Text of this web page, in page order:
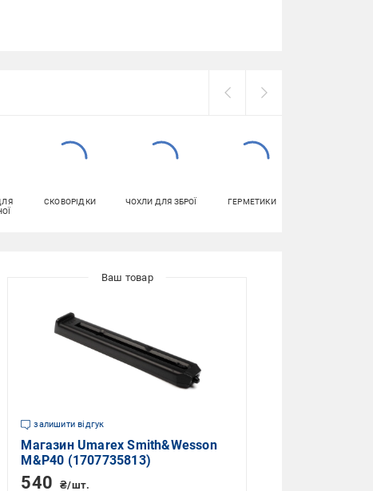
СКОВОРІДКИ ЧОХЛИ ДЛЯ ЗБРОЇ ГЕРМЕТИКИ
залишити відгук
Магазин Umarex Smith&Wesson
M&P40 (1707735813)
540 ₴/шт.